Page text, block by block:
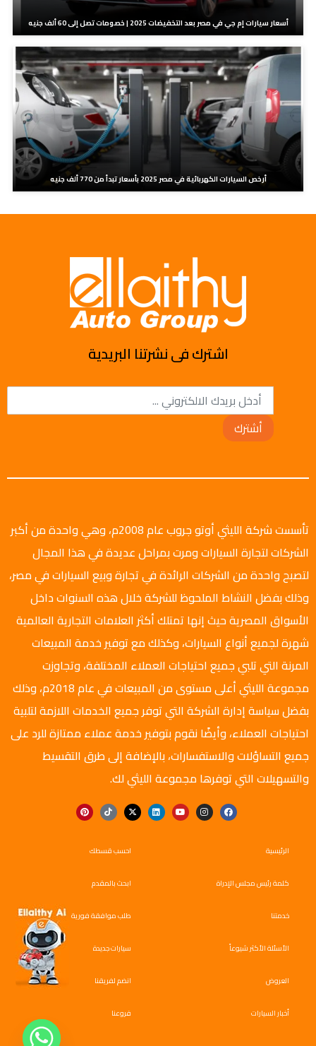
أسعار سيارات إم جي في مصر بعد التخفيضات 2025 | خصومات تصل إلى 60 ألف جنيه
أرخص السيارات الكهربائية في مصر 2025 بأسعار تبدأ من 770 ألف جنيه
اشترك فى نشرتنا البريدية
أشترك
تأسست شركة الليثي أوتو جروب عام 2008م، وهي واحدة من أكبر
الشركات لتجارة السيارات ومرت بمراحل عديدة في هذا المجال
لتصبح واحدة من الشركات الرائدة في تجارة وبيع السيارات في مصر،
وذلك بفضل النشاط الملحوظ للشركة خلال هذه السنوات داخل
الأسواق المصرية حيث إنها تمتلك أكثر العلامات التجارية العالمية
شهرة لجميع أنواع السيارات، وكذلك مع توفير خدمة المبيعات
المرنة التي تلبي جميع احتياجات العملاء المختلفة، وتجاوزت
مجموعة الليثي أعلى مستوى من المبيعات في عام 2018م، وذلك
بفضل سياسة إدارة الشركة التي توفر جميع الخدمات اللازمة لتلبية
احتياجات العملاء، وأيضًا نقوم بتوفير خدمة عملاء ممتازة للرد على
جميع التساؤلات والاستفسارات، بالإضافة إلى طرق التقسيط
والتسهيلات التي توفرها مجموعة الليثي لك.
الرئيسية
كلمة رئيس مجلس الإدراة
خدمتنا
الأسئلة الأكثر شيوعاً
العروض
أخبار السيارات
احسب قسطك
ابحث بالمقدم
طلب موافقة فورية
سيارات جديدة
انضم لفريقنا
فروعنا